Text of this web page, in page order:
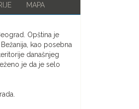
MAPA
Opština je
kao posebna
današnjeg
je da je selo